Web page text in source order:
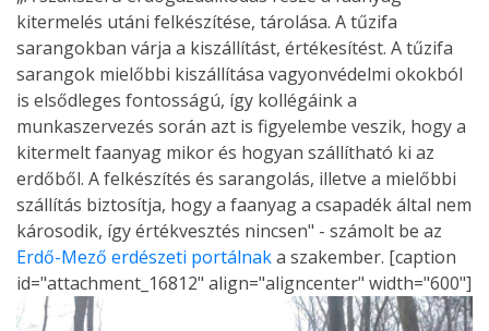
kitermelés utáni felkészítése, tárolása. A tűzifa
sarangokban várja a kiszállítást, értékesítést. A tűzifa
sarangok mielőbbi kiszállítása vagyonvédelmi okokból
is elsődleges fontosságú, így kollégáink a
munkaszervezés során azt is figyelembe veszik, hogy a
kitermelt faanyag mikor és hogyan szállítható ki az
erdőből. A felkészítés és sarangolás, illetve a mielőbbi
szállítás biztosítja, hogy a faanyag a csapadék által nem
károsodik, így értékvesztés nincsen" - számolt be az
Erdő-Mező erdészeti portálnaka szakember. [caption
id="attachment_16812" align="aligncenter" width="600"]